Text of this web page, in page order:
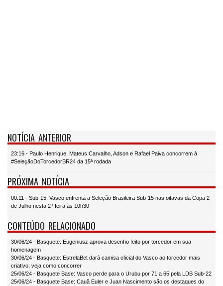
NOTÍCIA ANTERIOR
23:16 - Paulo Henrique, Mateus Carvalho, Adson e Rafael Paiva concorrem à
#SeleçãoDoTorcedorBR24 da 15ª rodada
PRÓXIMA NOTÍCIA
00:11 - Sub-15: Vasco enfrenta a Seleção Brasileira Sub-15 nas oitavas da Copa 2
de Julho nesta 2ª-feira às 10h30
CONTEÚDO RELACIONADO
30/06/24 - Basquete: Eugeniusz aprova desenho feito por torcedor em sua
homenagem
30/06/24 - Basquete: EstrelaBet dará camisa oficial do Vasco ao torcedor mais
criativo; veja como concorrer
25/06/24 - Basquete Base: Vasco perde para o Urubu por 71 a 65 pela LDB Sub-22
25/06/24 - Basquete Base: Cauã Euler e Juan Nascimento são os destaques do